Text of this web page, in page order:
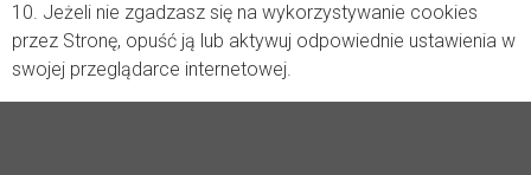
10. Jeżeli nie zgadzasz się na wykorzystywanie cookies
przez Stronę, opuść ją lub aktywuj odpowiednie ustawienia w
swojej przeglądarce internetowej.